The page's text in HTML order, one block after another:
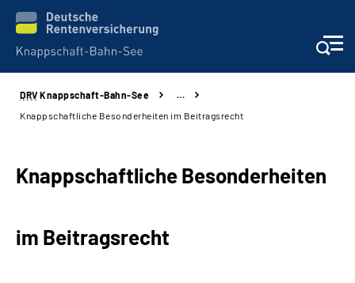
Aktuelles & Presse
Reha-Kliniken
KBS exklusiv
DRV Knappschaft-Bahn-See
…
Knappschaftliche Besonderheiten im Beitragsrecht
Knappschaftliche Besonderheiten
im Beitragsrecht